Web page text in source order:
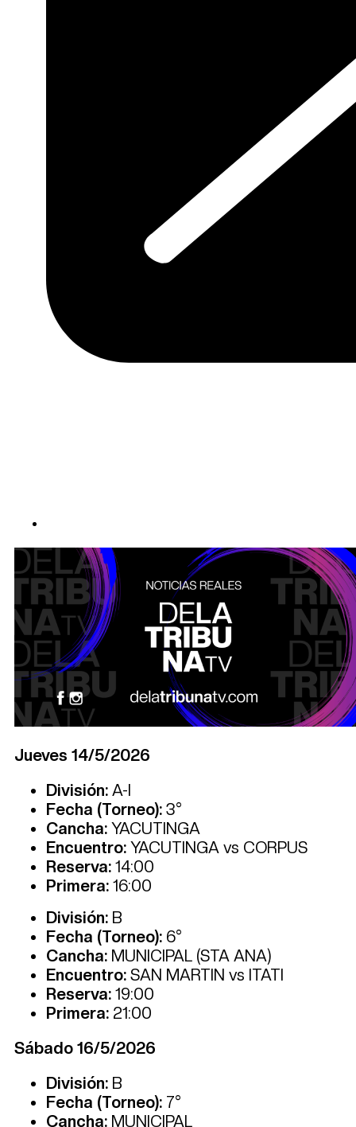
Jueves 14/5/2026
División: A-I
Fecha (Torneo): 3°
Cancha: YACUTINGA
Encuentro: YACUTINGA vs CORPUS
Reserva: 14:00
Primera: 16:00
División: B
Fecha (Torneo): 6°
Cancha: MUNICIPAL (STA ANA)
Encuentro: SAN MARTIN vs ITATI
Reserva: 19:00
Primera: 21:00
Sábado 16/5/2026
División: B
Fecha (Torneo): 7°
Cancha: MUNICIPAL